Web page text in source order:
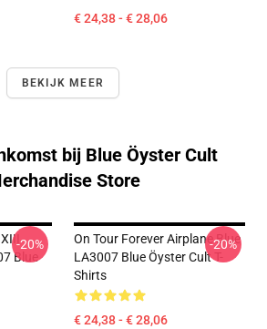
€ 24,38 - € 28,06
BEKIJK MEER
bij Blue Öyster Cult
Store
Blue
-20%
On Tour Forever Airplane Blue
LA3007 Blue Öyster Cult T-
Shirts
€ 24,38 - € 28,06
-20%